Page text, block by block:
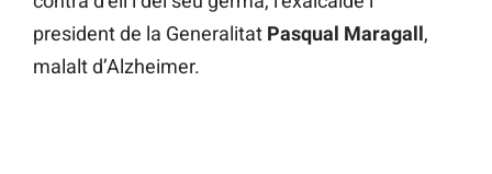
president de la Generalitat Pasqual Maragall,
malalt d’Alzheimer.